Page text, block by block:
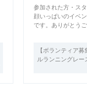
参加された方・ス
顔いっぱいのイベ
です。ありがとう
【ボランティア
ルランニングレー